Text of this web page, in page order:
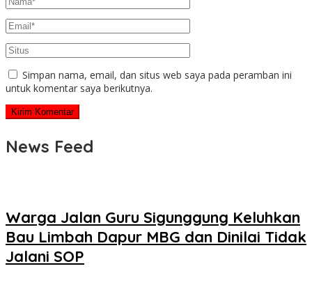
Simpan nama, email, dan situs web saya pada peramban ini
untuk komentar saya berikutnya.
News Feed
Warga Jalan Guru Sigunggung Keluhkan
Bau Limbah Dapur MBG dan Dinilai Tidak
Jalani SOP